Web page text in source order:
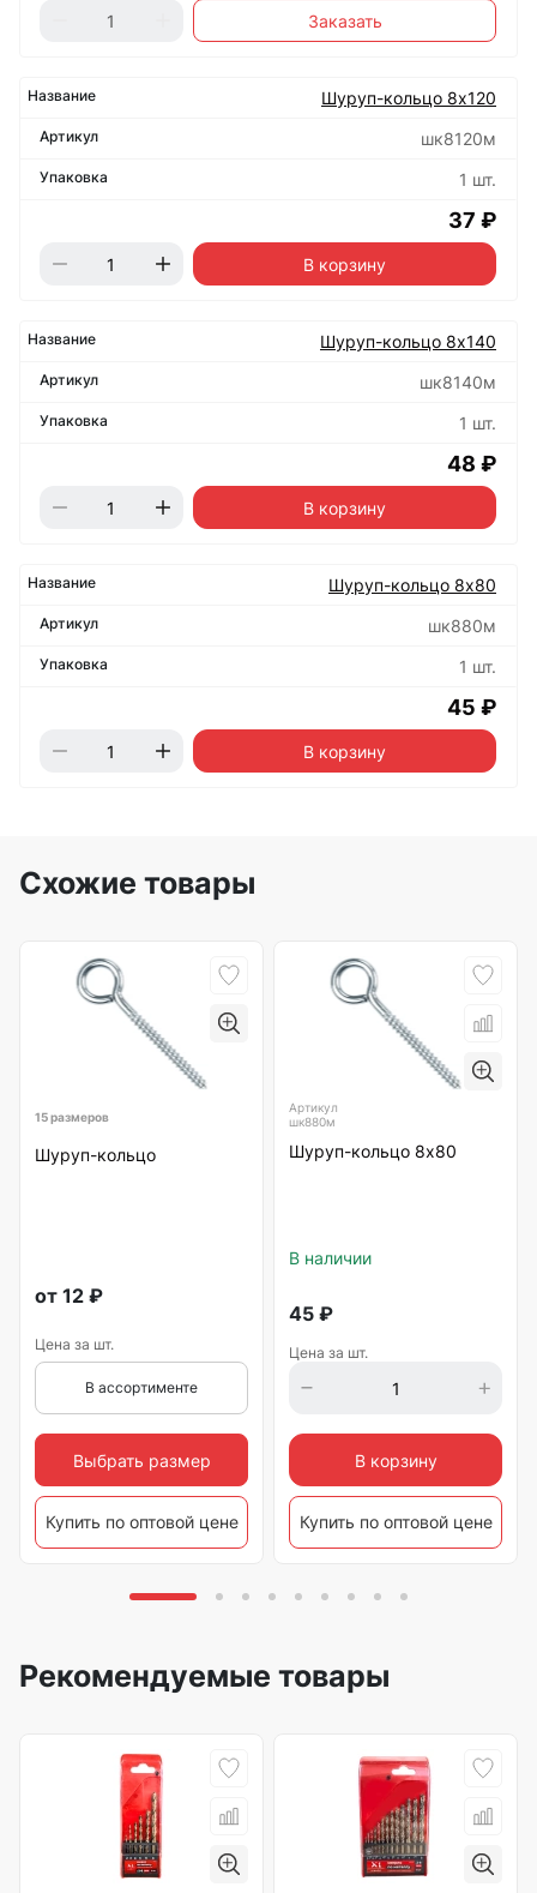
Заказать
Шуруп-кольцо 8х120
шк8120м
1 шт.
37 ₽
В корзину
Шуруп-кольцо 8х140
шк8140м
1 шт.
48 ₽
В корзину
Шуруп-кольцо 8х80
шк880м
1 шт.
45 ₽
В корзину
Схожие товары
15 размеров
Шуруп-кольцо
от 12 ₽
Цена за шт.
В ассортименте
Выбрать размер
Купить по оптовой цене
Артикул
шк880м
Шуруп-кольцо 8х80
В наличии
45 ₽
Цена за шт.
В корзину
Купить по оптовой цене
Рекомендуемые товары